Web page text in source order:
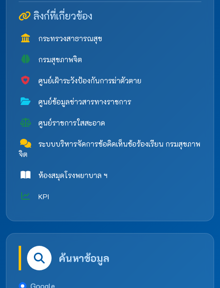
ลิงก์ที่เกี่ยวข้อง
กระทรวงสาธารณสุข
กรมสุขภาพจิต
ศูนย์เฝ้าระวังป้องกันการฆ่าตัวตาย
ศูนย์ข้อมูลข่าวสารทางราชการ
ศูนย์ราชการใสสะอาด
ระบบบริหารจัดการข้อคิดเห็นข้อร้องเรียน กรมสุขภาพ
จิต
ห้องสมุดโรงพยาบาล ฯ
KPI
ค้นหาข้อมูล
Google